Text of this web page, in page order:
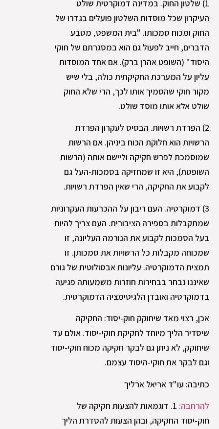
1) שלטון החוק. במדינה דמוקרטית שולט
העיקרון שכל מוסדות השלטון פועלים בגדרו של
החוק ומכוח סמכותו. "בית המשפט, מטבע
הדברים, חייב לפעול גם הוא במסגרתם של חוקי
היסוד" (השופט אהרן ברק). אם אחד המוסדות
עליון על המערכת החקיקתית כולה, בלי שיש
מקור חוקי שהסמיך אותו לכך, הרי שלא החוק
שולט אלא אותו מוסד שולט.
2) הפרדת רשויות. הבסיס לעקרון הפרדת
הרשויות הוא חלוקת הכוח ביניהן. אם הרשות
שמוסמכת לפרש חקיקה וליישם אותה (הרשות
השופטת), היא זו שמחזיקה בסמכות-העל גם
לקבוע את החקיקה, הרי שאין הפרדת רשויות.
3) דמוקרטיה. העם ריבון על ההכרעות העקרוניות
שמתקבלות בספירה הציבורית. העם צריך להיות
בעל הסמכות לקבוע את הנורמה העליונה, זו
שמכוחה מקבלות כל הרשויות את סמכותן. זו
תמצית הדמוקרטיה. עליונות אבסולוטית של גורם
שאיננו נבחר בבחירות חוזרות משמעותה פגיעה
בדמוקרטיה ואובדן הלגיטימציה הדמוקרטית.
אכן, רצוי מאד שיחוקק חוק-יסוד: החקיקה
שיסדיר הליך מיוחד לחקיקת חוקי-יסוד. אולם עד
שיחוקק, לא ניתן גם לבקר חקיקה מכוח חוקי-יסוד
וגם לבקר את חוקי-היסוד עצמם.
כתיבה: עו"ד אריאל ארליך
להרחבה:
1. דוגמאות להצעות חקיקה של
חוק-יסוד החקיקה, ובהן הצעות להסדרת הליך